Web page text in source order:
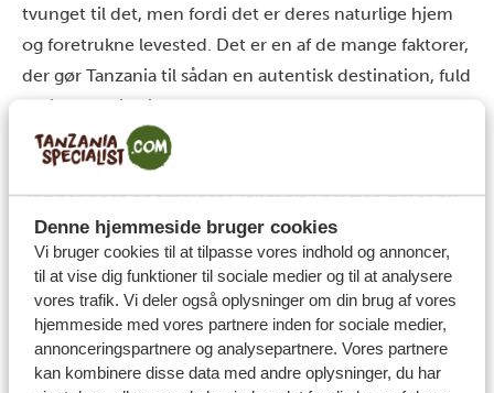
Denne hjemmeside bruger cookies
Vi bruger cookies til at tilpasse vores indhold og annoncer,
til at vise dig funktioner til sociale medier og til at analysere
vores trafik. Vi deler også oplysninger om din brug af vores
hjemmeside med vores partnere inden for sociale medier,
annonceringspartnere og analysepartnere. Vores partnere
kan kombinere disse data med andre oplysninger, du har
tvunget til det, men fordi det er deres naturlige hjem
og foretrukne levested. Det er en af de mange faktorer,
der gør Tanzania til sådan en autentisk destination, fuld
af vidunderlige indtryk og oplevelser.
Er der steder i Tanzania,
som dugodt kunne tænke dig at besøge
Jeg har boet og arbejdet i Tanzania i næsten syv år nu,
men der er stadig masser af steder, jeg gerne vil have
krydset af på min Tanzania-liste! Jeg vil nok sige, at
Rubondo Island National Park står øverst på min liste.
Denne ø ligger midt i verdens næststørste sø. Det er et
frodigt miljø med et rigt dyreliv. Chimpanser, giraffer,
antiloper, krokodiller, aber og et hav af fugle lever side